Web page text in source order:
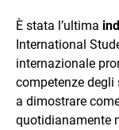
È stata l’ultima
International
internazionale
competenze degli
a dimostrare
quotidianamente